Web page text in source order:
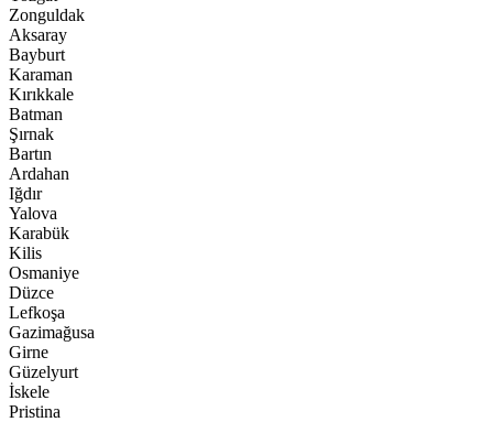
Zonguldak
Aksaray
Bayburt
Karaman
Kırıkkale
Batman
Şırnak
Bartın
Ardahan
Iğdır
Yalova
Karabük
Kilis
Osmaniye
Düzce
Lefkoşa
Gazimağusa
Girne
Güzelyurt
İskele
Pristina